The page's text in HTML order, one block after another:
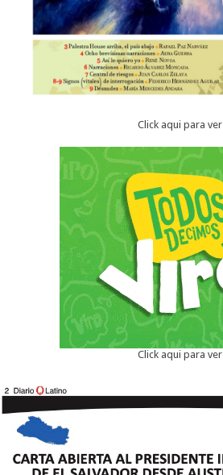
Click aqui para ver
Click aqui para ver